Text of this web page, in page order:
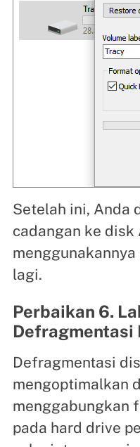
Setelah ini, Anda
cadangan ke disk
lagi.
Perbaikan 6.
Defragmentasi
Defragmentasi
mengoptimalkan
menggabungkan
pada hard drive